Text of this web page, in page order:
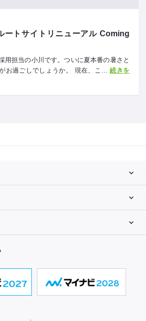
ートサイトリニューアル Coming
用担当の小川です。ついに夏本番の暑さと
お過ごしでしょうか。 現在、こ…続きを